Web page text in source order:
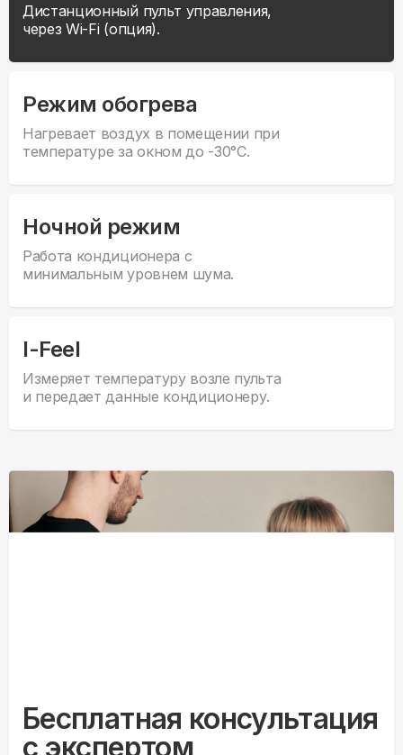
Дистанционный пульт управления,
через Wi-Fi (опция).
Режим обогрева
Нагревает воздух в помещении при
температуре за окном до -30°С.
Ночной режим
Работа кондиционера с
минимальным уровнем шума.
I-Feel
Измеряет температуру возле пульта
и передает данные кондиционеру.
Бесплатная консультация
с экспертом